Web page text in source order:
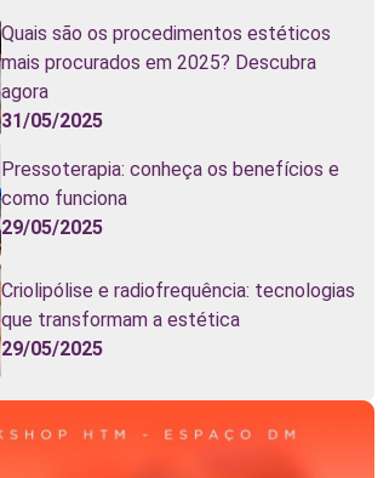
Quais são os procedimentos estéticos
mais procurados em 2025? Descubra
agora
31/05/2025
Pressoterapia: conheça os benefícios e
como funciona
29/05/2025
Criolipólise e radiofrequência: tecnologias
que transformam a estética
29/05/2025